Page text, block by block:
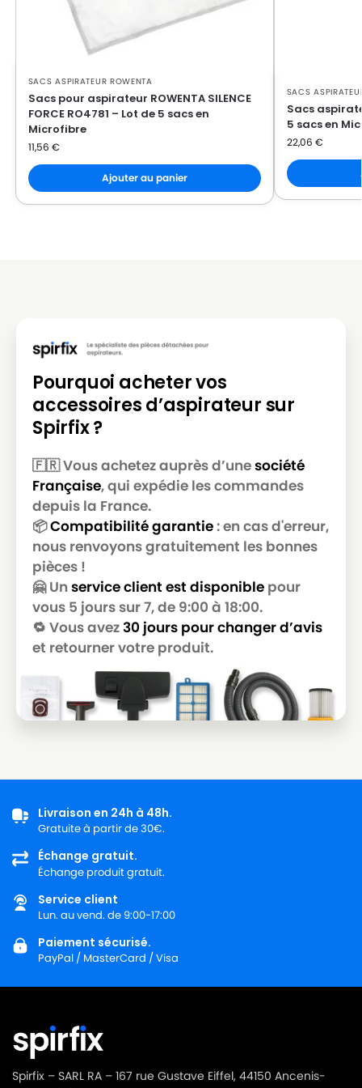
ROWENTA
ROWENTA ARTEC 2 RO4123
ROWENTA ARTEC 2 RO4124
ROWENTA
ROWENTA ARTEC 2 RO4126
ROWENTA
ROWENTA
ROWENTA ARTEC 2 RO4128
ROWENTA
ROWENTA ARTEC 2 RO4129
ROWENTA
ROWENTA ARTEC 2 RO4134
ROWENTA
ROWENTA ARTEC 2 RO4135
ROWENTA
ROWENTA ARTEC 2 RO4136
ROWENTA
ROWENTA
ROWENTA ARTEC 2 RO4138
ROWENTA
ROWENTA ARTEC 2 RO4139
ROWENTA
ROWENTA ARTEC 2 RO4140
ROWENTA
ROWENTA
ROWENTA ARTEC 2 RO4142
ROWENTA
ROWENTA ARTEC 2 RO4143
ROWENTA ARTEC 2 RO4144
ROWENTA
ROWENTA ARTEC 2 RO4145
ROWENTA
ROWENTA ARTEC 2 RO4146
ROWENTA
ROWENTA ARTEC 2 RO4148
ROWENTA
ROWENTA ARTEC 2 RO4149
ROWENTA
ROWENTA ARTEC 2 RO4151
ROWENTA
ROWENTA ARTEC 2 RO4152
ROWENTA
ROWENTA ARTEC 2 RO4153
ROWENTA
ROWENTA ARTEC 2 RO4154
ROWENTA
ROWENTA
SACS ASPIRATEUR ROWENTA
Sacs pour aspirateur ROWENTA SILENCE
FORCE RO4781 – Lot de 5 sacs en
Microfibre
11,56 €
Ajouter au panier
SACS
Sacs
5 sacs en
22,06 €
Pourquoi acheter vos
accessoires d’aspirateur sur
Spirfix ?
🇫🇷 Vous achetez auprès d’unesociété
Française, qui expédie les commandes
depuis la France.
📦Compatibilité garantie: en cas d'erreur,
nous renvoyons gratuitement les bonnes
pièces !
🤗 Un service client est disponible pour
vous 5 jours sur 7, de 9:00 à 18:00.
🔁 Vous avez30 jours pour changer d’avis
et retourner votre produit.
Livraison en 24h à 48h.
Gratuite à partir de 30€.
Échange gratuit.
Échange produit gratuit.
Service client
Lun. au vend. de 9:00-17:00
Paiement sécurisé.
PayPal / MasterCard / Visa
Spirfix – SARL RA – 167 rue Gustave Eiffel, 44150 Ancenis-